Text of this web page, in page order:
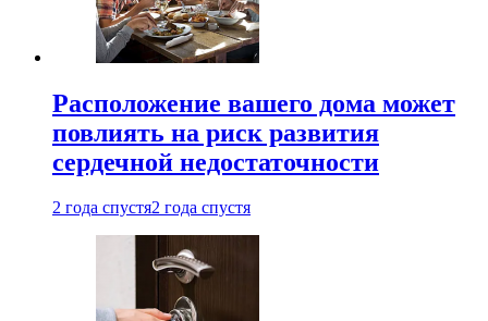
Расположение вашего дома может
повлиять на риск развития
сердечной недостаточности
2 года спустя2 года спустя